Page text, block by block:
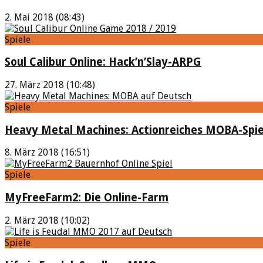
2. Mai 2018 (08:43)
Spiele
Soul Calibur Online: Hack’n’Slay-ARPG
27. März 2018 (10:48)
Spiele
Heavy Metal Machines: Actionreiches MOBA-
8. März 2018 (16:51)
Spiele
MyFreeFarm2: Die Online-Farm
2. März 2018 (10:02)
Spiele